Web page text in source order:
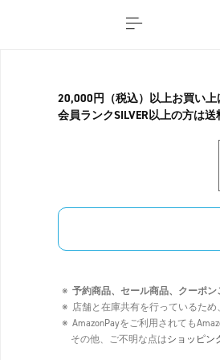
20,000円（税込）以上お買い上
会員ランクSILVER以上の方は送
予約商品、セール商品、クーポ
店舗と在庫共有を行っているた
AmazonPayをご利用されても
その他、ご不明な点はショッピン